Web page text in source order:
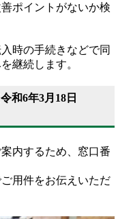
ポイントがないか検
時の手続きなどで同
継続します。
和6年3月18日
内するため、窓口番
用件をお伝えいただ